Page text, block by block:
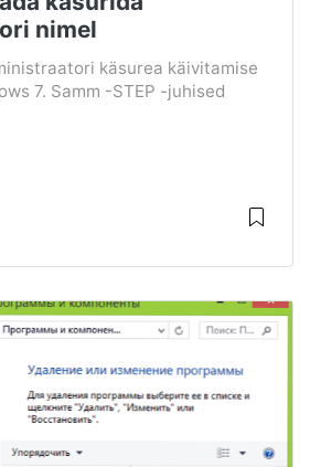
nimel
käsurea käivitamise
7. Samm -STEP -juhised